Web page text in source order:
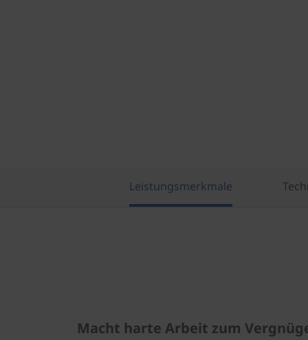
Leistungsmerkmale
Macht harte Arbeit zum